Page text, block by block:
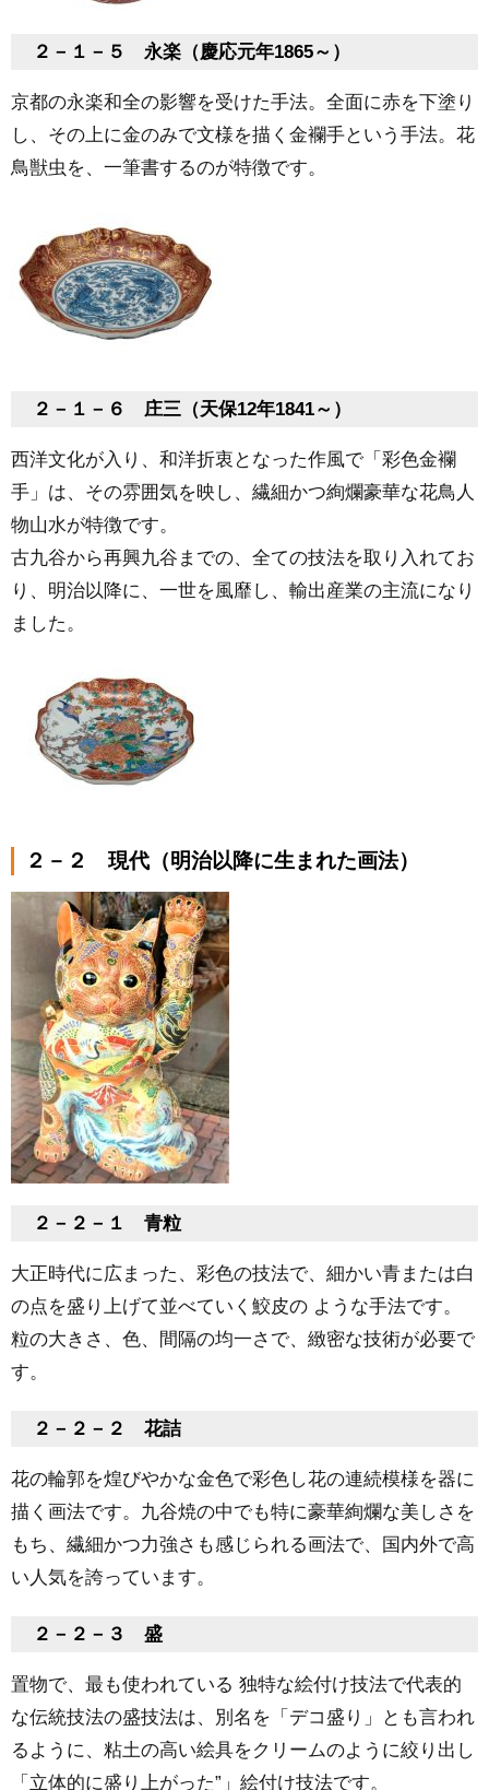
２－１－５ 永楽（慶応元年1865～）
京都の永楽和全の影響を受けた手法。全面に赤を下塗り
し、その上に金のみで文様を描く金襴手という手法。花
鳥獣虫を、一筆書するのが特徴です。
２－１－６ 庄三（天保12年1841～）
西洋文化が入り、和洋折衷となった作風で「彩色金襴
手」は、その雰囲気を映し、繊細かつ絢爛豪華な花鳥人
物山水が特徴です。
古九谷から再興九谷までの、全ての技法を取り入れてお
り、明治以降に、一世を風靡し、輸出産業の主流になり
ました。
２－２ 現代（明治以降に生まれた画法）
２－２－１ 青粒
大正時代に広まった、彩色の技法で、細かい青または白
の点を盛り上げて並べていく鮫皮の ような手法です。
粒の大きさ、色、間隔の均一さで、緻密な技術が必要で
す。
２－２－２ 花詰
花の輪郭を煌びやかな金色で彩色し花の連続模様を器に
描く画法です。九谷焼の中でも特に豪華絢爛な美しさを
もち、繊細かつ力強さも感じられる画法で、国内外で高
い人気を誇っています。
２－２－３ 盛
置物で、最も使われている 独特な絵付け技法で代表的
な伝統技法の盛技法は、別名を「デコ盛り」とも言われ
るように、粘土の高い絵具をクリームのように絞り出し
「立体的に盛り上がった”」絵付け技法です。